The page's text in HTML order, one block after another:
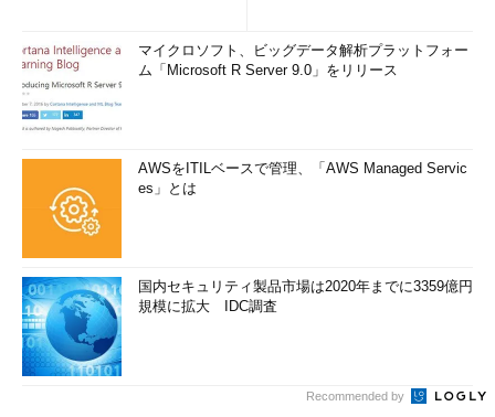
マイクロソフト、ビッグデータ解析プラットフォー
ム「Microsoft R Server 9.0」をリリース
AWSをITILベースで管理、「AWS Managed Servic
es」とは
国内セキュリティ製品市場は2020年までに3359億円
規模に拡大 IDC調査
Recommended by